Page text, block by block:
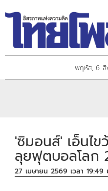
พฤหัส, 6 สิ
'ซิมอนส์' เอ็นไข
ลุยฟุตบอลโลก
27 เมษายน 2569 เวลา 19:49